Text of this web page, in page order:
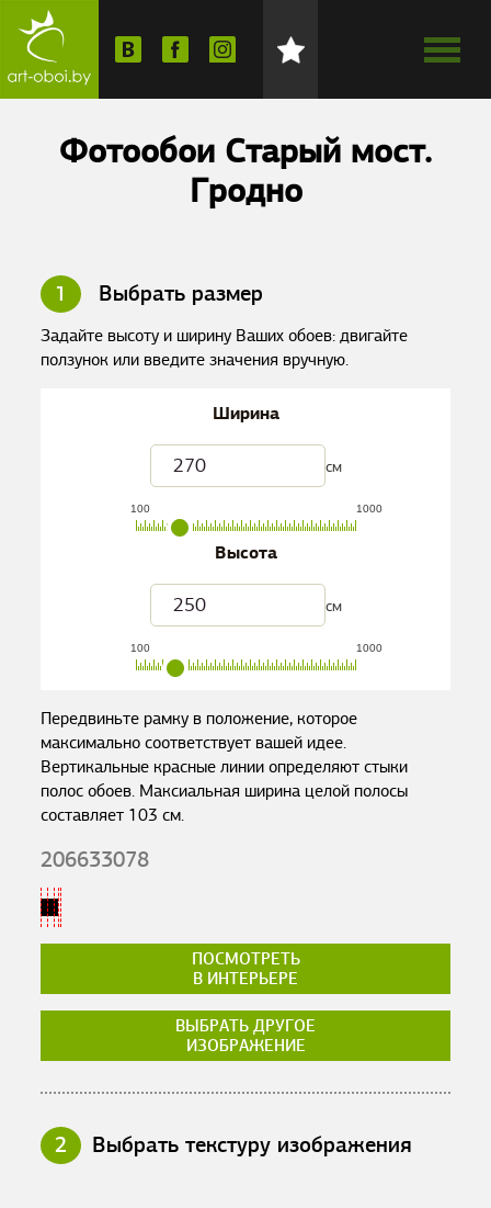
Фотообои Старый мост.
Гродно
1 Выбрать размер
Задайте высоту и ширину Ваших обоев: двигайте
ползунок или введите значения вручную.
Ширина
см
100 1000
Высота
см
100 1000
Передвиньте рамку в положение, которое
максимально соответствует вашей идее.
Вертикальные красные линии определяют стыки
полос обоев. Максиальная ширина целой полосы
составляет 103 см.
206633078
ПОСМОТРЕТЬ
В ИНТЕРЬЕРЕ
ВЫБРАТЬ ДРУГОЕ
ИЗОБРАЖЕНИЕ
2 Выбрать текстуру изображения